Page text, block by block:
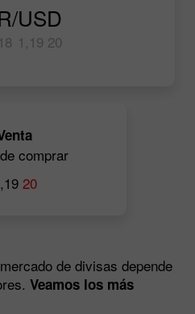
USD
18 1,19 20
comprar
20
de divisas depende
Veamos los más